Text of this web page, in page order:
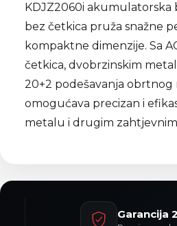
KDJZ2060i akumulatorska
bez četkica pruža snažne
kompaktne dimenzije. Sa
četkica, dvobrzinskim
20+2 podešavanja obrtnog
omogućava precizan i
metalu i drugim
Garancija